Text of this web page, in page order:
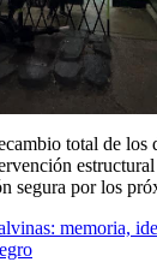
total de los
segura por los
memoria,